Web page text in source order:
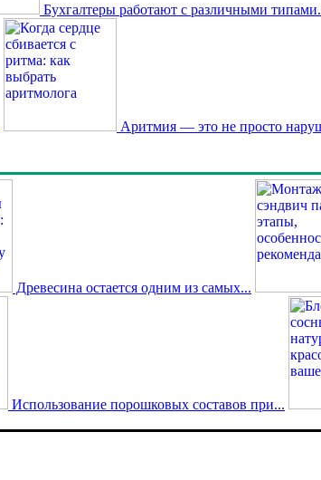
Бухгалтеры работают с различными
Аритмия — это не просто
Древесина остается одним из самых...
Использование порошковых составов при...